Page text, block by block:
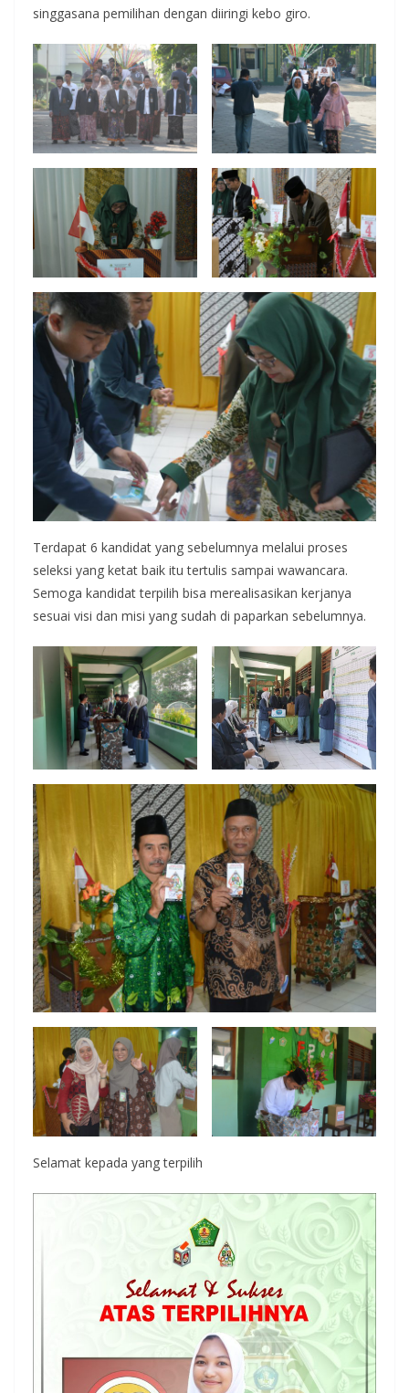
singgasana pemilihan dengan diiringi kebo giro.
Terdapat 6 kandidat yang sebelumnya melalui proses
seleksi yang ketat baik itu tertulis sampai wawancara.
Semoga kandidat terpilih bisa merealisasikan kerjanya
sesuai visi dan misi yang sudah di paparkan sebelumnya.
Selamat kepada yang terpilih